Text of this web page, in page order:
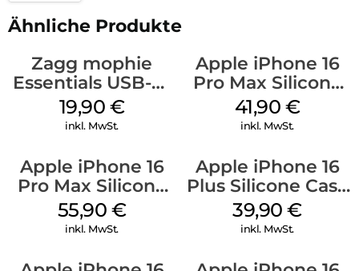
Ähnliche Produkte
Zagg mophie
Essentials USB-C-
20W Charger PD
Weiß
19,90 €
inkl. MwSt.
Apple iPhone 16
Pro Max Silicone
Case MagSafe
Ultramarine
41,90 €
inkl. MwSt.
Apple iPhone 16
Pro Max Silicone
Case MagSafe
Stone Gray
55,90 €
inkl. MwSt.
Apple iPhone 16
Plus Silicone Case
MagSafe Plum
39,90€
inkl. MwSt.